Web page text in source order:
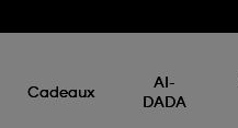
Cadeaux
AI-
DADA